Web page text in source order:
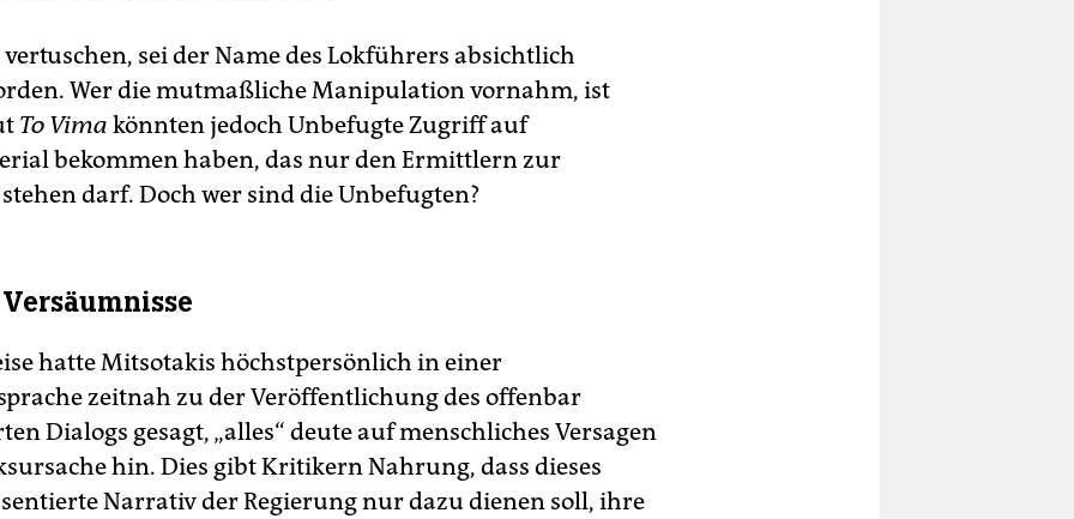
sei der Name des Lokführers absichtlich
Wer die mutmaßliche Manipulation vornahm, ist
To Vima könnten jedoch Unbefugte Zugriff auf
bekommen haben, das nur den Ermittlern zur
darf. Doch wer sind die Unbefugten?
hatte Mitsotakis höchstpersönlich in einer
zeitnah zu der Veröffentlichung des offenbar
Dialogs gesagt, „alles“ deute auf menschliches Versagen
hin. Dies gibt Kritikern Nahrung, dass dieses
Narrativ der Regierung nur dazu dienen soll, ihre